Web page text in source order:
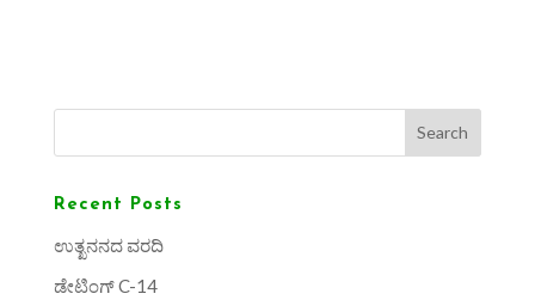
Search
Recent Posts
ಉತ್ಖನನದ ವರದಿ
ಡೇಟಿಂಗ್ C-14